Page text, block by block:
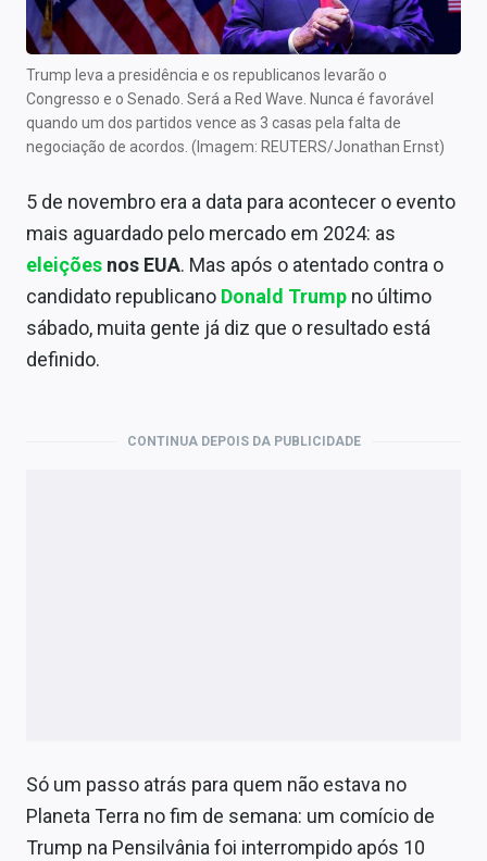
Central de Fundos Imobiliários
Central dos IPOs
Renda Fixa
Finanças Pessoais
Mercados
Economia
Empresas
Expediente
Contato
Trump leva a presidência e os republicanos levarão o
Congresso e o Senado. Será a Red Wave. Nunca é favorável
quando um dos partidos vence as 3 casas pela falta de
negociação de acordos. (Imagem: REUTERS/Jonathan Ernst)
5 de novembro era a data para acontecer o evento
mais aguardado pelo mercado em 2024: as
eleições nos EUA. Mas após o atentado contra o
candidato republicano Donald Trump no último
sábado, muita gente já diz que o resultado está
definido.
CONTINUA DEPOIS DA PUBLICIDADE
Só um passo atrás para quem não estava no
Planeta Terra no fim de semana: um comício de
Trump na Pensilvânia foi interrompido após 10